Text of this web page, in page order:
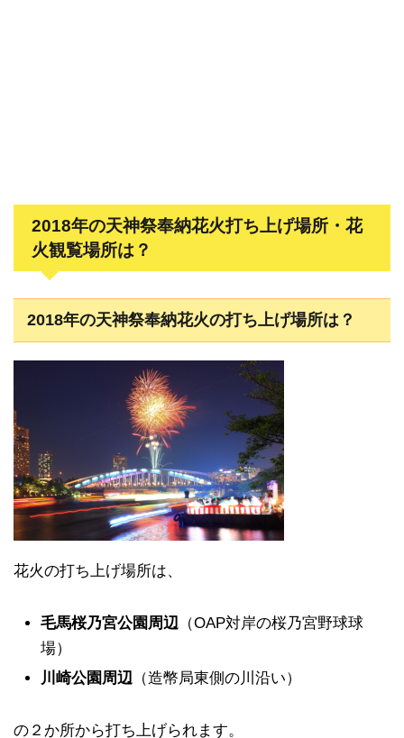
2018年の天神祭奉納花火打ち上げ場所・花
火観覧場所は？
2018年の天神祭奉納花火の打ち上げ場所は？
花火の打ち上げ場所は、
毛馬桜乃宮公園周辺 （OAP対岸の桜乃宮野球球
場）
川崎公園周辺 （造幣局東側の川沿い）
の２か所から打ち上げられます。